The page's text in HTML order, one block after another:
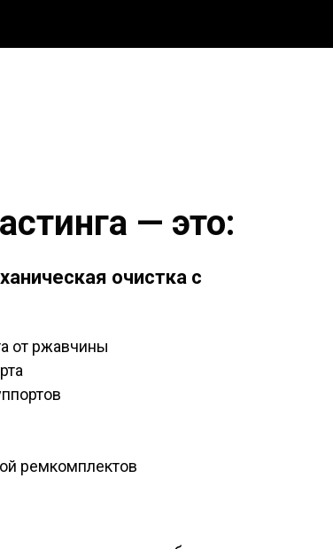
— это:
очистка с
от ржавчины
ремкомплектов